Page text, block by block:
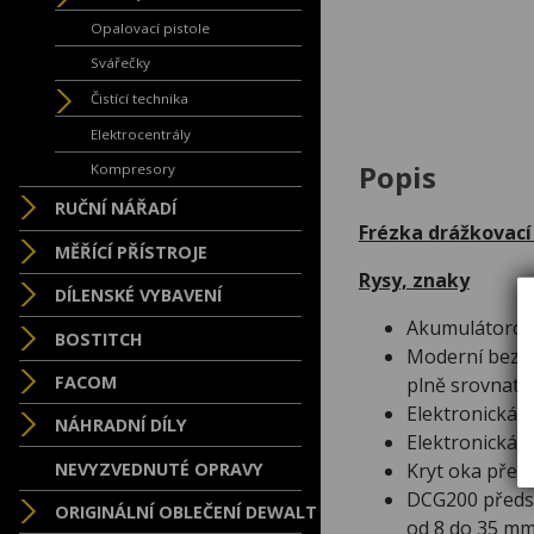
Opalovací pistole
Svářečky
Čistící technika
Elektrocentrály
Kompresory
RUČNÍ NÁŘADÍ
MĚŘÍCÍ PŘÍSTROJE
DÍLENSKÉ VYBAVENÍ
BOSTITCH
FACOM
NÁHRADNÍ DÍLY
NEVYZVEDNUTÉ OPRAVY
ORIGINÁLNÍ OBLEČENÍ DEWALT
Popis
Frézka drážkovací
Rysy, znaky
Moderní
plně
Elektronická
Elektronická
Kryt oka přes
DCG200
od 8 do 35